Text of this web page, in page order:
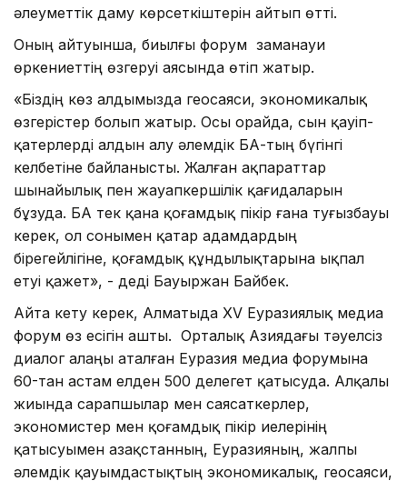
әлеуметтік даму көрсеткіштерін айтып өтті.
Оның айтуынша, биылғы форум заманауи
өркениеттің өзгеруі аясында өтіп жатыр.
«Біздің көз алдымызда геосаяси, экономикалық
өзгерістер болып жатыр. Осы орайда, сын қауіп-
қатерлерді алдын алу әлемдік БАҚ-тың бүгінгі
келбетіне байланысты. Жалған ақпараттар
шынайылық пен жауапкершілік қағидаларын
бұзуда. БАҚ тек қана қоғамдық пікір ғана туғызбауы
керек, ол сонымен қатар адамдардың
бірегейлігіне, қоғамдық құндылықтарына ықпал
етуі қажет», - деді Бауыржан Байбек.
Айта кету керек, Алматыда XV Еуразиялық медиа
форум өз есігін ашты. Орталық Азиядағы тәуелсіз
диалог алаңы аталған Еуразия медиа форумына
60-тан астам елден 500 делегет қатысуда. Алқалы
жиында сарапшылар мен саясаткерлер,
экономистер мен қоғамдық пікір иелерінің
қатысуымен Қазақстанның, Еуразияның, жалпы
әлемдік қауымдастықтың экономикалық, геосаяси,